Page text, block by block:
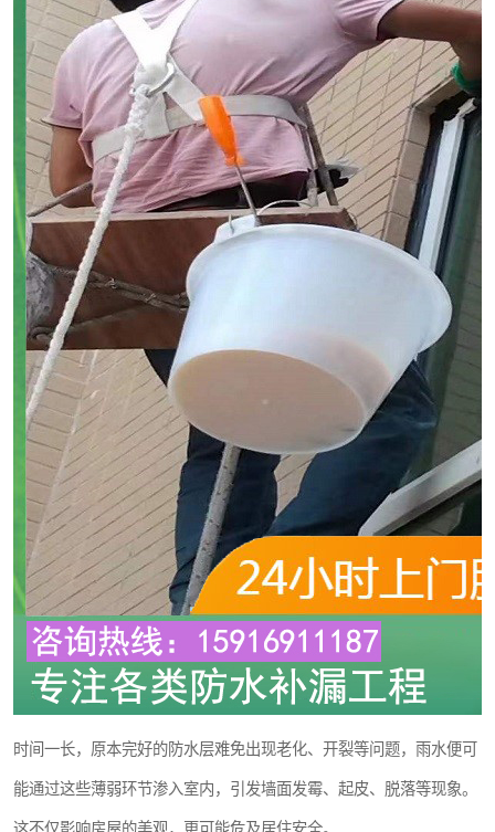
时间一长，原本完好的防水层难免出现老化、开裂等问题，雨水便可
能通过这些薄弱环节渗入室内，引发墙面发霉、起皮、脱落等现象。